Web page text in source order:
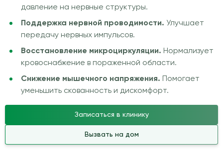
давление на нервные структуры.
Поддержка нервной проводимости. Улучшает
передачу нервных импульсов.
Восстановление микроциркуляции. Нормализует
кровоснабжение в пораженной области.
Снижение мышечного напряжения. Помогает
уменьшить скованность и дискомфорт.
Записаться в клинику
Вызвать на дом